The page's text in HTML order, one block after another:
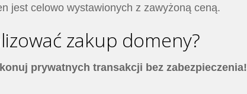
jest celowo wystawionych z zawyżoną ceną.
zakup domeny?
prywatnych transakcji bez zabezpieczenia!